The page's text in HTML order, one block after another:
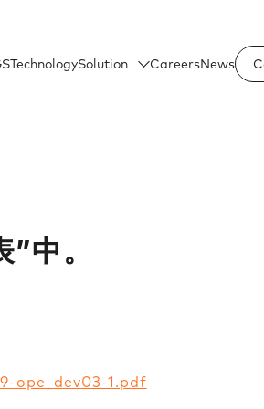
TechnologySolution CareersNews
中。​
ope_dev03-1.pdf